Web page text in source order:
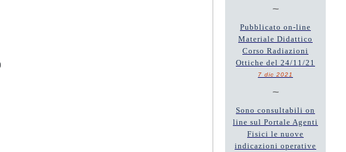
~
Pubblicato on-line
Materiale Didattico
Corso Radiazioni
Ottiche del 24/11/21
7 dic 2021
~
Sono consultabili on
line sul Portale Agenti
Fisici le nuove
indicazioni operative